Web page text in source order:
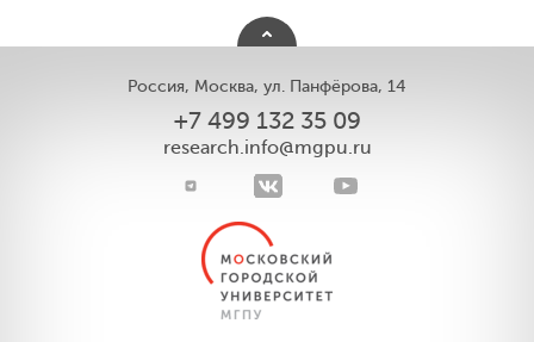
Россия, Москва, ул. Панфёрова, 14
+7 499 132 35 09
research.info@mgpu.ru